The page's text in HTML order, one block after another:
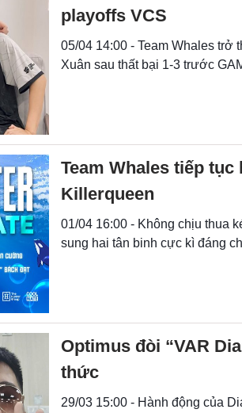
playoffs VCS
05/04 14:00 - Team Whales trở
Xuân sau thất bại 1-3 trước
Team Whales tiếp
Killerqueen
01/04 16:00 - Không chịu thua
sung hai tân binh cực kì đáng
Optimus đòi “VAR
thức
29/03 15:00 - Hành động của